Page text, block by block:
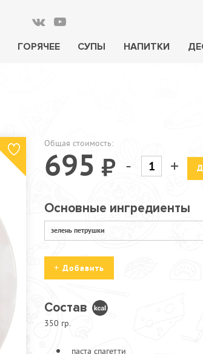
ГОРЯЧЕЕ СУПЫ НАПИТКИ
Общая стоимость:
695 - +
Основные ингредиенты
зелень петрушки
Добавить
Креветка
Состав
350 гр.
паста спагетти